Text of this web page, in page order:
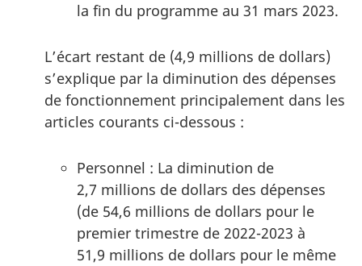
la fin du programme au 31 mars 2023.
L’écart restant de (4,9 millions de dollars)
s’explique par la diminution des dépenses
de fonctionnement principalement dans les
articles courants ci-dessous :
Personnel : La diminution de
2,7 millions de dollars des dépenses
(de 54,6 millions de dollars pour le
premier trimestre de 2022-2023 à
51,9 millions de dollars pour le même